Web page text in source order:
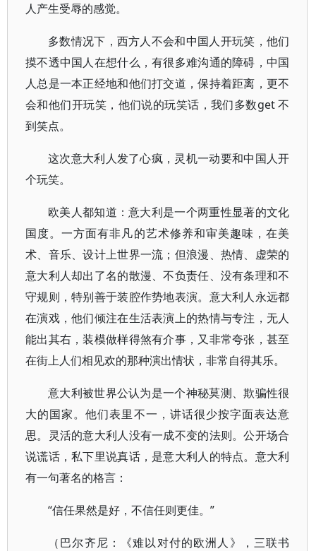
人产生受辱的感觉。
多数情况下，西方人不会和中国人开玩笑，他们
摸不透中国人在想什么，有很多难沟通的障碍，中国
人总是一本正经地和他们打交道，保持着距离，更不
会和他们开玩笑，他们说的玩笑话，我们多数get 不
到笑点。
这次意大利人发了心疯，灵机一动要和中国人开
个玩笑。
欧美人都知道：意大利是一个两重性显著的文化
国度。一方面有非凡的艺术修养和审美趣味，在美
术、音乐、设计上世界一流；但浪漫、热情、虚荣的
意大利人却出了名的散漫、不负责任、没有条理和不
守规则，特别善于装腔作势地表演。意大利人永远都
在演戏，他们倾注在生活表演上的热情与专注，无人
能出其右，装模做样得煞有介事，又非常夸张，甚至
在街上人们相见欢的那种演出情状，非常自得其乐。
意大利被世界公认为是一个神秘莫测、欺骗性很
大的国家。他们表里不一，讲话很少按字面表达意
思。灵活的意大利人没有一成不变的法则。公开场合
说谎话，私下里说真话，是意大利人的特点。意大利
有一句著名的格言：
“信任果然是好，不信任则更佳。”
（巴尔齐尼：《难以对付的欧洲人》，三联书